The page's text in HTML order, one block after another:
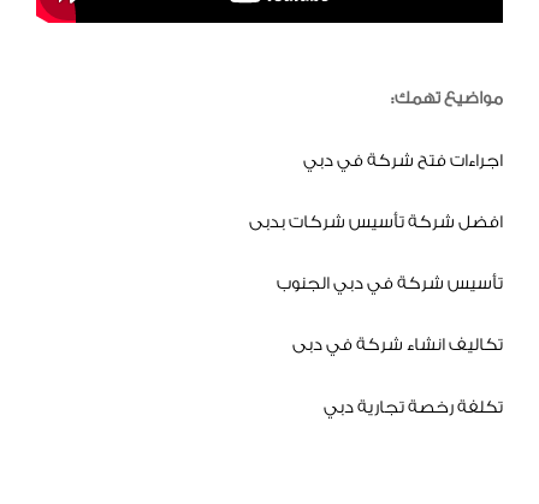
مواضيع تهمك:
اجراءات فتح شركة في دبي
افضل شركة تأسيس شركات بدبى
تأسيس شركة في دبي الجنوب
تكاليف انشاء شركة في دبى
تكلفة رخصة تجارية دبي